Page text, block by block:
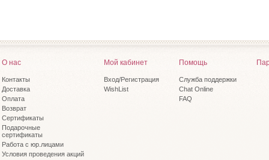
О нас
Контакты
Доставка
Оплата
Возврат
Сертификаты
Подарочные
сертификаты
Работа с юр.лицами
Условия проведения акций
Мой кабинет
Вход/Регистрация
WishList
Помощь
Служба поддержки
Chat Online
FAQ